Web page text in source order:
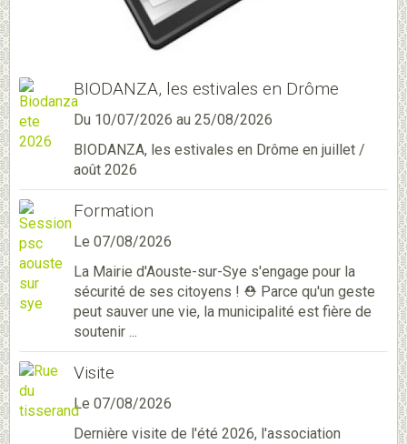
BIODANZA, les estivales en Drôme
Du 10/07/2026 au 25/08/2026
BIODANZA, les estivales en Drôme en juillet /
août 2026
Formation
Le 07/08/2026
La Mairie d'Aouste-sur-Sye s'engage pour la
sécurité de ses citoyens ! ⛑️ Parce qu'un geste
peut sauver une vie, la municipalité est fière de
soutenir ...
Visite
Le 07/08/2026
Dernière visite de l'été 2026, l'association